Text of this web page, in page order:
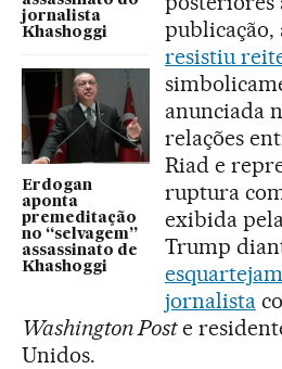
jornalista
Khashoggi
Erdogan
aponta
premeditação
no “selvagem”
assassinato de
Khashoggi
publicação,
resistiu
anunciada
relações
Riad e
ruptura
exibida
Trump
jornalista
Washington Poste
Unidos.